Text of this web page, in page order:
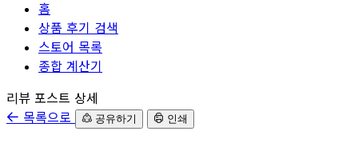
홈
상품 후기 검색
스토어 목록
종합 계산기
본문으로 바로가기
리뷰 포스트 상세
목록으로
공유하기 인쇄